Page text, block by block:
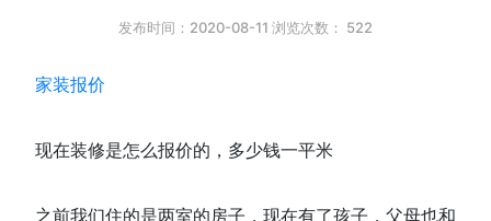
发布时间：2020-08-11 浏览次数： 522
家装报价
现在装修是怎么报价的，多少钱一平米
之前我们住的是两室的房子，现在有了孩子，父母也和